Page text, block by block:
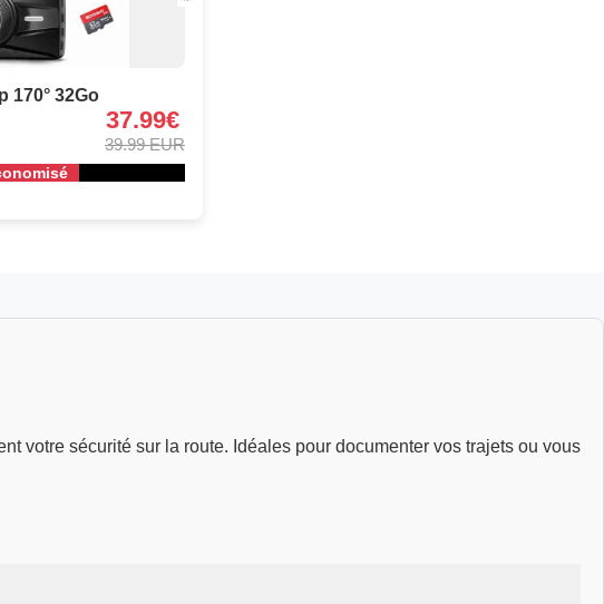
170° 32Go
37.99€
39.99 EUR
votre sécurité sur la route. Idéales pour documenter vos trajets ou vous